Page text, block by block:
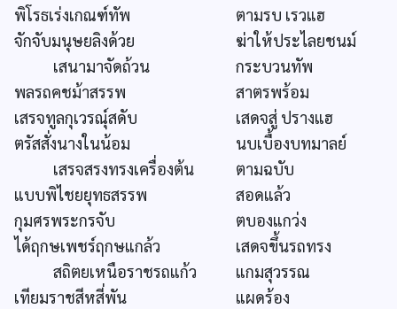
พิโรธเร่งเกณฑ์ทัพ
ตามรบ เรวแฮ
จักจับมนุษยลิงด้วย
ฆ่าให้ประไลยชนม์
เสนามาจัดถ้วน
กระบวนทัพ
พลรถคชม้าสรรพ
สาตรพร้อม
เสรจทูลกุเวรณุ์สดับ
เสดจสู่ ปรางแฮ
ตรัสสั่งนางในน้อม
นบเบื้องบทมาลย์
เสรจสรงทรงเครื่องต้น
ตามฉบับ
แบบพิไชยยุทธสรรพ
สอดแล้ว
กุมศรพระกรจับ
ตบองแกว่ง
ได้ฤกษเพชร์ฤกษแกล้ว
เสดจขึ้นรถทรง
สถิตยเหนือราชรถแก้ว
แกมสุวรรณ
เทียมราชสีหสี่พัน
แผดร้อง